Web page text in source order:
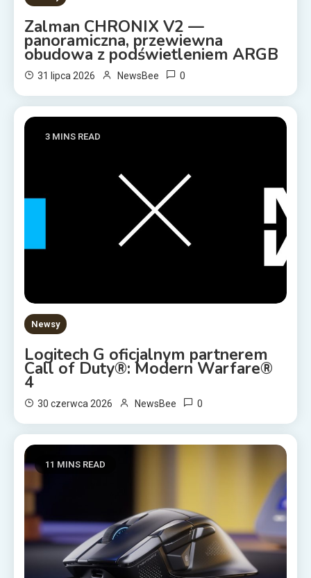
Zalman CHRONIX V2 —
panoramiczna, przewiewna
obudowa z podświetleniem ARGB
31 lipca 2026 NewsBee 0
3 MINS READ
Newsy
Logitech G oficjalnym partnerem
Call of Duty®: Modern Warfare®
4
30 czerwca 2026 NewsBee 0
11 MINS READ